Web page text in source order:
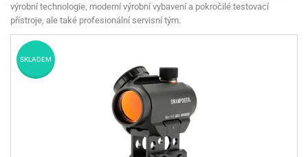
výrobní technologie, moderní výrobní vybavení a pokročilé testovací
přístroje, ale také profesionální servisní tým.
SKLADEM